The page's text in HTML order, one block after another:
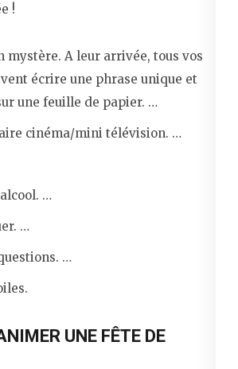
!
mystère. A leur arrivée, tous vos
écrire une phrase unique et
une feuille de papier. …
cinéma/mini télévision. …
…
…
…
UNE FÊTE DE